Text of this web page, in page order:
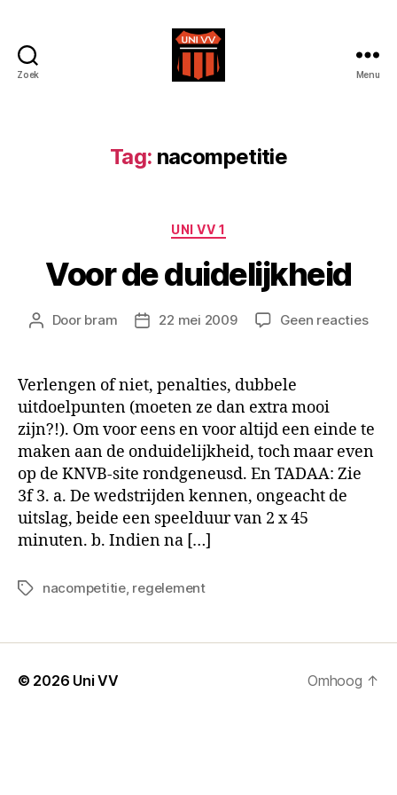
Zoek Menu
Tag: nacompetitie
Categorieën
UNI VV 1
Voor de duidelijkheid
Berichtauteur
Door bram Berichtdatum
22 mei 2009 Geen reactiesop
Verlengen of niet, penalties, dubbele
uitdoelpunten (moeten ze dan extra mooi
zijn?!). Om voor eens en voor altijd een einde te
maken aan de onduidelijkheid, toch maar even
op de KNVB-site rondgeneusd. En TADAA: Zie
3f 3. a. De wedstrijden kennen, ongeacht de
uitslag, beide een speelduur van 2 x 45
minuten. b. Indien na […]
Tagsnacompetitie, regelement
© 2026 Uni VV Omhoog ↑